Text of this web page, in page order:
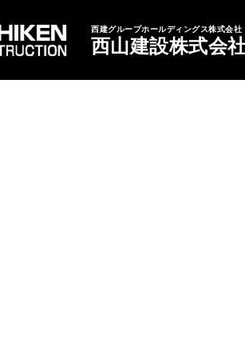
西建グループホールディングス株式会社
西山建設株式会